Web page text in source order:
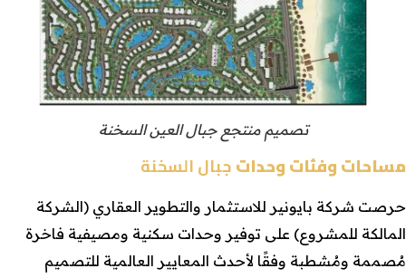
تصميم منتجع جبال العين السخنة
مساحات وفئات وحداتجبال السخنة
حرصت شركة بايونير للاستثمار والتطوير العقاري (الشركة
المالكة للمشروع) على توفير وحدات سكنية ومصيفية فاخرة
مُصممة ومُشطبة وفقًا لأحدث المعايير العالمية للتصميم